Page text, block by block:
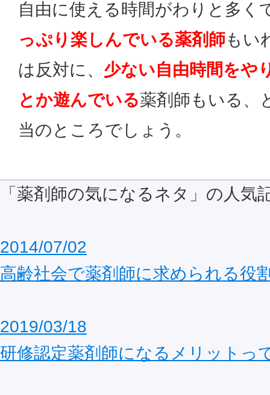
自由に使える時間がわりと多く
っぷり楽しんでいる薬剤師もい
は反対に、 少ない自由時間をや
とか遊んでいる薬剤師もいる、
当のところでしょう。
「薬剤師の気になるネタ」の人気
2014/07/02
高齢社会で薬剤師に求められる役
2019/03/18
研修認定薬剤師になるメリットっ